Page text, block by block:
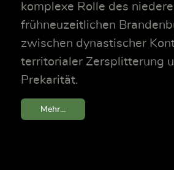
komplexe Rolle des
frühneuzeitlichen
zwischen dynastischer
territorialer Zersplitterung
Prekarität.
Mehr...